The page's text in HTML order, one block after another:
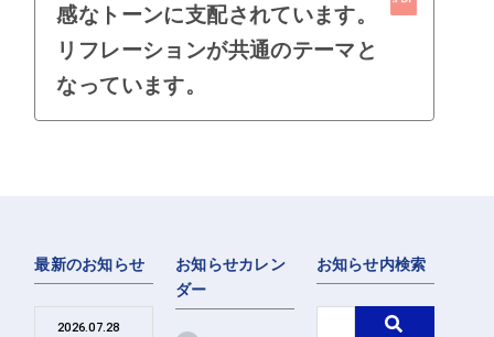
感なトーンに支配されています。
リフレーションが共通のテーマと
なっています。
最新のお知らせ
2026.07.28
お知らせカレン
ダー
お知らせ内検索